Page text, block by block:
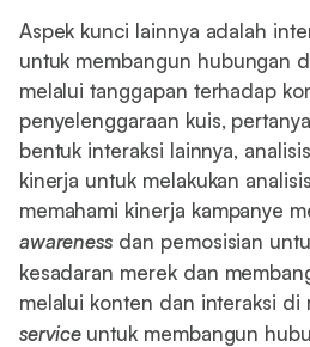
Aspek kunci lainnya adalah
untuk membangun hubungan
melalui tanggapan terhadap
penyelenggaraan kuis,
bentuk interaksi lainnya,
kinerja untuk melakukan
memahami kinerja kampanye
awareness dan pemosisian
kesadaran merek dan
melalui konten dan interaksi di
service untuk membangun